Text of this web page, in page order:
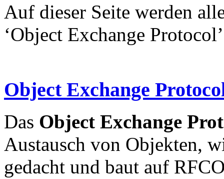
Auf dieser Seite werden
‘Object Exchange
Object Exchange
Das Object Exchange
Austausch von Objekten,
gedacht und baut auf